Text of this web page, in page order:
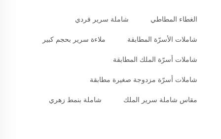
الغطاء المطاطي شاملة سرير فردي
شاملات الأسرّة المطابقة ملاءة سرير بحجم كبير
شاملات أسرّة الملك المطابقة
شاملات أسرّة مزدوجة صغيرة مطابقة
مقاس شاملة سرير الملك شاملة بنمط زهري